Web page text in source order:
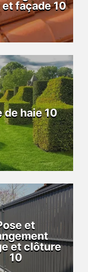
façade 10
de haie 10
et
et clôture
10